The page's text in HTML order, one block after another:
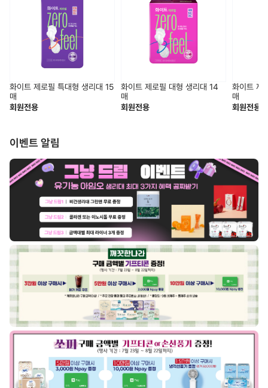
화이트 제로필 특대형 생리대 15
매
회원전용
화이트 제로필 대형 생리대 14
매
회원전용
화이트 제
매
회원전용
이벤트 알림